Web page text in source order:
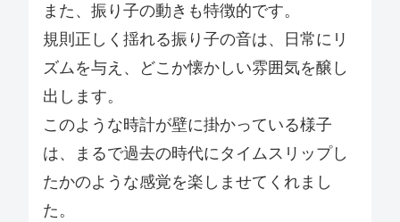
また、振り子の動きも特徴的です。
規則正しく揺れる振り子の音は、日常にリ
ズムを与え、どこか懐かしい雰囲気を醸し
出します。
このような時計が壁に掛かっている様子
は、まるで過去の時代にタイムスリップし
たかのような感覚を楽しませてくれまし
た。